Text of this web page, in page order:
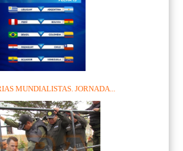
MUNDIALISTAS. JORNADA...